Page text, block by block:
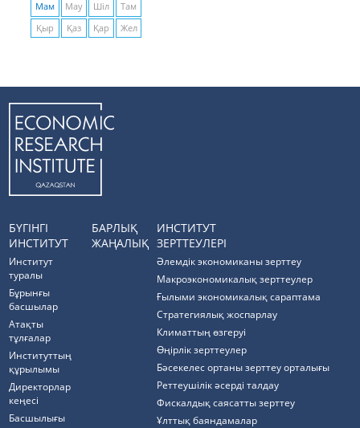
Мам
Мау Шіл
Там
Қыр
Қаз Қар Жел
БҮГІНГІ
ИНСТИТУТ
Институт
туралы
Бұрынғы
басшылар
Атақты
тұлғалар
Институттың
құрылымы
Директорлар
кеңесі
Басшылығы
БАРЛЫҚ
ЖАҢАЛЫҚ
ИНСТИТУТ
ЗЕРТТЕУЛЕРІ
Әлемдік экономиканы зерттеу
Макроэкономикалық зерттеулер
Ғылыми экономикалық сараптама
Стратегиялық жоспарлау
Климаттың өзгеруі
Өңірлік зерттеулер
Бәсекелес ортаны зерттеу орталығы
Реттеушілік әсерді талдау
Фискалдық саясатты зерттеу
Ұлттық баяндамалар